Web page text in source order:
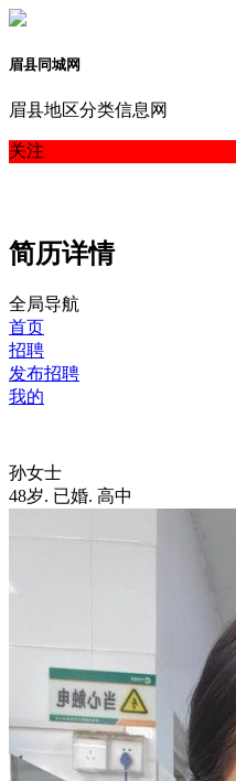
眉县同城网
眉县地区分类信息网
关注
简历详情
全局导航
首页
招聘
发布招聘
我的
孙女士
48岁. 已婚. 高中